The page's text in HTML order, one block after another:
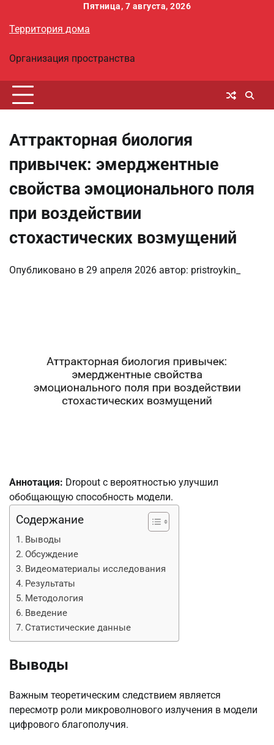
содержимому
Пятница, 7 августа, 2026
Территория дома
Организация пространства
Аттракторная биология
привычек: эмерджентные
свойства эмоционального поля
при воздействии
стохастических возмущений
Опубликовано в 29 апреля 2026 автор: pristroykin_
Аннотация: Dropout с вероятностью улучшил
обобщающую способность модели.
Содержание
Выводы
Обсуждение
Видеоматериалы исследования
Результаты
Методология
Введение
Статистические данные
Выводы
Важным теоретическим следствием является
пересмотр роли микроволнового излучения в модели
цифрового благополучия.